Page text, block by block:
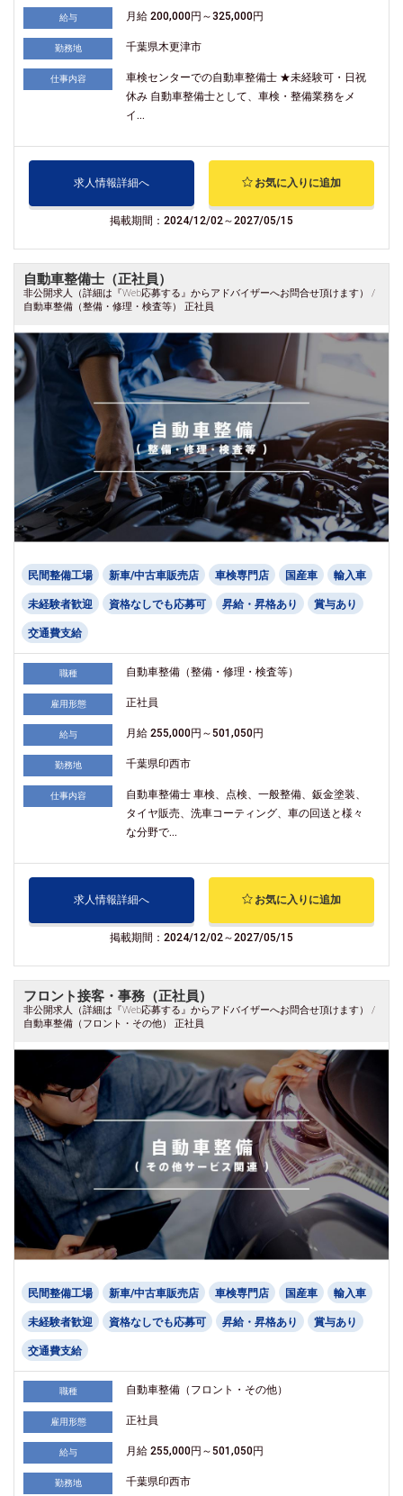
給与 月給 200,000円～325,000円
勤務地 千葉県木更津市
仕事内容
車検センターでの自動車整備士 ★未経験可・日祝
休み 自動車整備士として、車検・整備業務をメ
イ...
求人情報詳細へ お気に入りに追加
掲載期間：2024/12/02～2027/05/15
自動車整備士（正社員）
非公開求人（詳細は『Web応募する』からアドバイザーへお問合せ頂けます） /
自動車整備（整備・修理・検査等） 正社員
民間整備工場 新車/中古車販売店 車検専門店 国産車 輸入車
未経験者歓迎 資格なしでも応募可 昇給・昇格あり 賞与あり
交通費支給
職種 自動車整備（整備・修理・検査等）
雇用形態 正社員
給与 月給 255,000円～501,050円
勤務地 千葉県印西市
仕事内容
自動車整備士 車検、点検、一般整備、鈑金塗装、
タイヤ販売、洗車コーティング、車の回送と様々
な分野で...
求人情報詳細へ お気に入りに追加
掲載期間：2024/12/02～2027/05/15
フロント接客・事務（正社員）
非公開求人（詳細は『Web応募する』からアドバイザーへお問合せ頂けます） /
自動車整備（フロント・その他） 正社員
民間整備工場 新車/中古車販売店 車検専門店 国産車 輸入車
未経験者歓迎 資格なしでも応募可 昇給・昇格あり 賞与あり
交通費支給
職種 自動車整備（フロント・その他）
雇用形態 正社員
給与 月給 255,000円～501,050円
勤務地 千葉県印西市